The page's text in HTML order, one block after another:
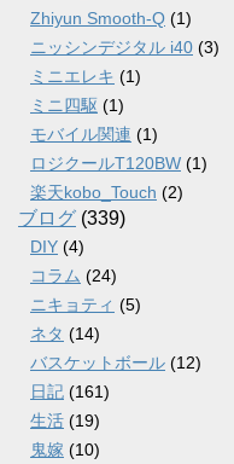
Zhiyun Smooth-Q (1)
ニッシンデジタル i40 (3)
ミニエレキ (1)
ミニ四駆 (1)
モバイル関連 (1)
ロジクールT120BW (1)
楽天kobo_Touch (2)
ブログ (339)
DIY (4)
コラム (24)
ニキョティ (5)
ネタ (14)
バスケットボール (12)
日記 (161)
生活 (19)
鬼嫁 (10)